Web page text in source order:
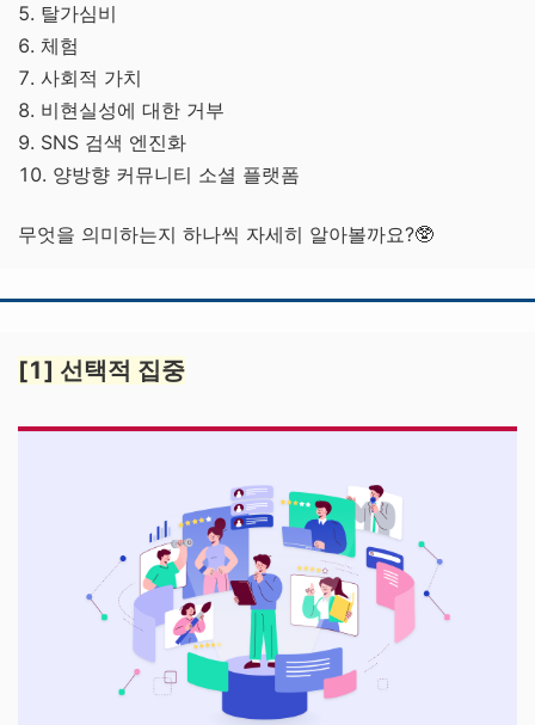
5. 탈가심비
6. 체험
7. 사회적 가치
8. 비현실성에 대한 거부
9. SNS 검색 엔진화
10. 양방향 커뮤니티 소셜 플랫폼
무엇을 의미하는지 하나씩 자세히 알아볼까요?🥸
[1] 선택적 집중